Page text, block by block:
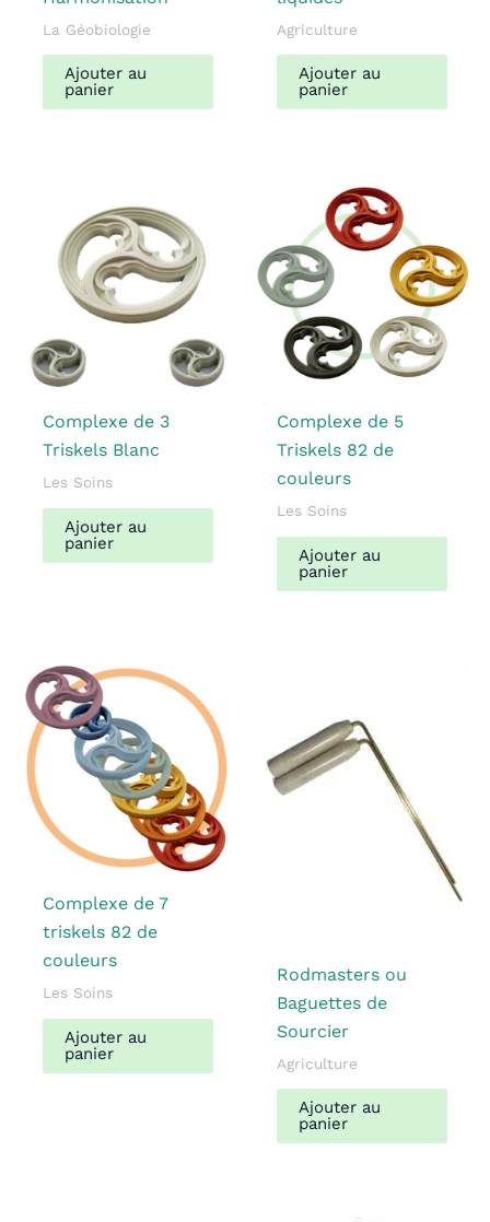
La Géobiologie
Ajouter au
panier
Agriculture
Ajouter au
panier
Complexe de 3
Triskels Blanc
Les Soins
Ajouter au
panier
Complexe de 5
Triskels 82 de
couleurs
Les Soins
Ajouter au
panier
Complexe de 7
triskels 82 de
couleurs
Les Soins
Ajouter au
panier
Rodmasters ou
Baguettes de
Sourcier
Agriculture
Ajouter au
panier